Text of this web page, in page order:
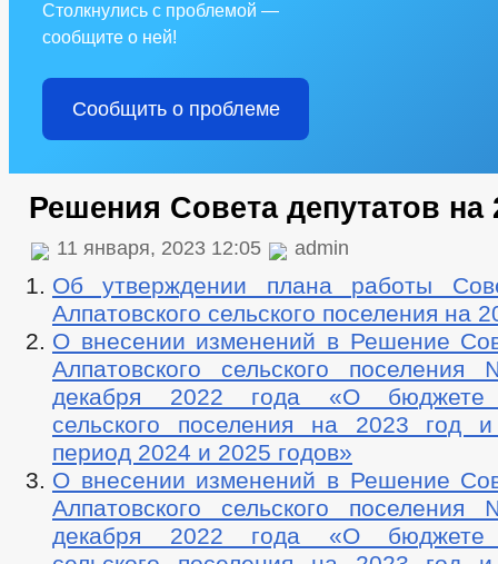
Столкнулись с проблемой —
сообщите о ней!
Сообщить о проблеме
Решения Совета депутатов на
11 января, 2023 12:05 admin
Об утверждении плана работы
Алпатовского сельского поселения на
О внесении изменений в Решение
Алпатовского сельского
декабря 2022 года «О бюджете
сельского поселения на 2023 год
период 2024 и 2025 годов»
О внесении изменений в Решение
Алпатовского сельского
декабря 2022 года «О бюджете